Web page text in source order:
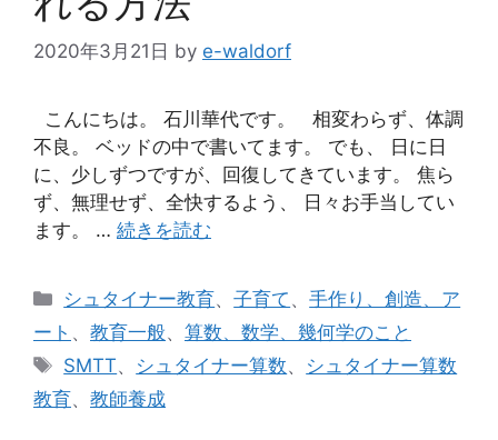
2020年3月21日 by e-waldorf
こんにちは。 石川華代です。 相変わらず、体調
不良。 ベッドの中で書いてます。 でも、 日に日
に、少しずつですが、回復してきています。 焦ら
ず、無理せず、全快するよう、 日々お手当してい
ます。 … 続きを読む
カ
リ
ー
シュタイナー教育、子育て 、手作り、創造、ア
ート 、 教育一般、 算数、数学、幾何学のこと
タ
グ
SMTT、 シュタイナー算数、 シュタイナー算数
教育、 教師養成